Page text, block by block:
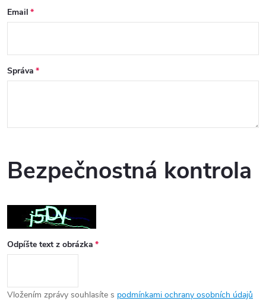
Email
Správa
Bezpečnostná kontrola
Odpíšte text z obrázka
Vložením zprávy souhlasíte s podmínkami ochrany osobních údajů